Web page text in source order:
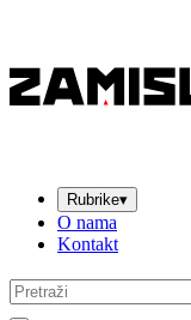
Rubrike▾
O nama
Kontakt
Pretraga: